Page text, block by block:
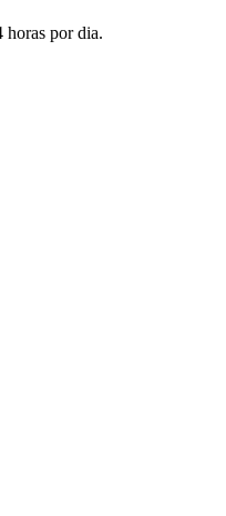
horas por dia.